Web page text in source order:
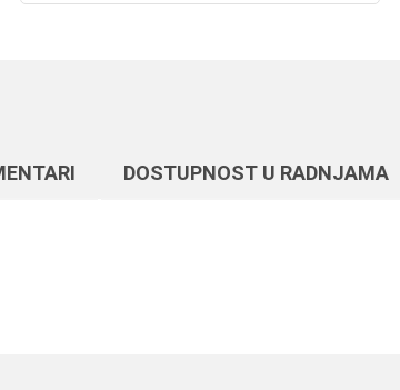
DOSTUPNOST U RADNJAMA